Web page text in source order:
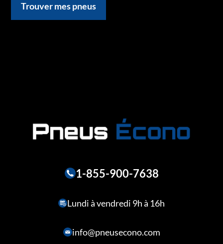
Trouver mes pneus
1-855-900-7638
Lundi à vendredi 9h à 16h
info@pneusecono.com